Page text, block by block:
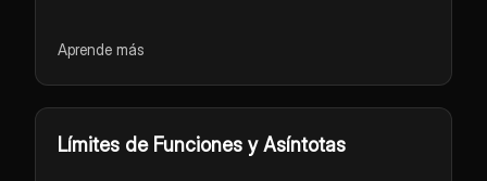
Aprende más
Límites de Funciones y Asíntotas